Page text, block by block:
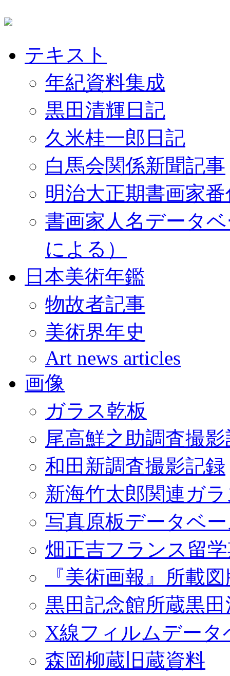
テキスト
年紀資料集成
黒田清輝日記
久米桂一郎日記
白馬会関係新聞記事
明治大正期書画家
書画家人名データ
による）
日本美術年鑑
物故者記事
美術界年史
Art news articles
画像
ガラス乾板
尾高鮮之助調査撮
和田新調査撮影記録
新海竹太郎関連ガ
写真原板データベ
畑正吉フランス留
『美術画報』所載
黒田記念館所蔵黒
X線フィルムデータ
森岡柳蔵旧蔵資料